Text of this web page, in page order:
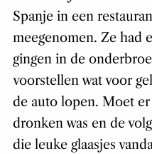
Spanje in een
meegenomen. Ze had
gingen in de
voorstellen wat voor
de auto lopen. Moet
dronken was en de
die leuke glaasjes